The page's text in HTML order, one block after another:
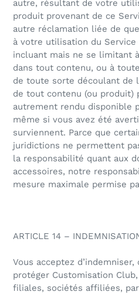
autre, résultant de votre
produit provenant de ce
autre réclamation liée de
à votre utilisation du
incluant mais ne se limitant
dans tout contenu, ou à
de toute sorte découlant de
de tout contenu (ou produit)
autrement rendu disponible
même si vous avez été
surviennent. Parce que
juridictions ne permettent
la responsabilité quant aux
accessoires, notre
mesure maximale permise
ARTICLE 14 –
Vous acceptez
protéger Customisation
filiales, sociétés affiliées,